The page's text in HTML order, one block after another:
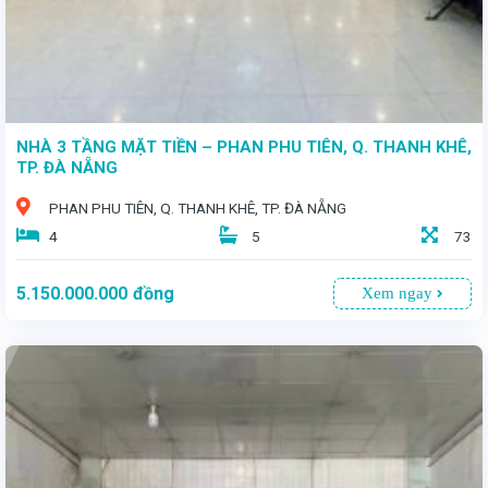
NHÀ 3 TẦNG MẶT TIỀN – PHAN PHU TIÊN, Q. THANH KHÊ,
TP. ĐÀ NẴNG
PHAN PHU TIÊN, Q. THANH KHÊ, TP. ĐÀ NẴNG
4
5 73
5.150.000.000 đồng Xem ngay